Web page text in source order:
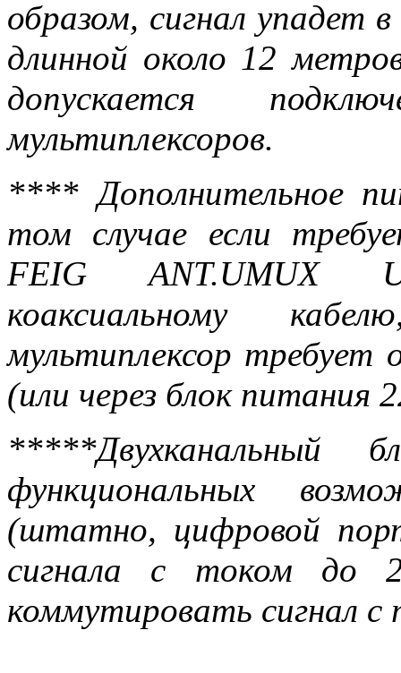
образом, сигнал упадет
длинной около 12
допускается
мультиплексоров.
**** Дополнительное
том случае если
FEIG ANT.UMUX
коаксиальному
мультиплексор требует
(или через блок питания
*****Двухканальный
функциональных
(штатно, цифровой
сигнала с током до
коммутировать сигнал